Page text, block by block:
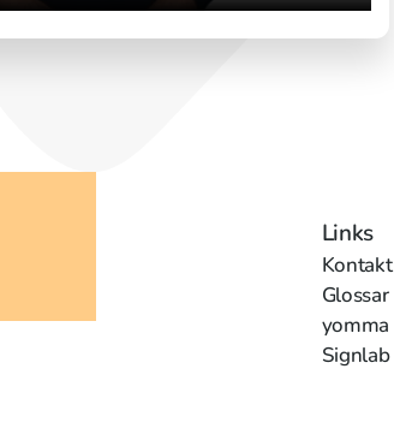
Links
Kontakt
Glossar
yomma
Signlab